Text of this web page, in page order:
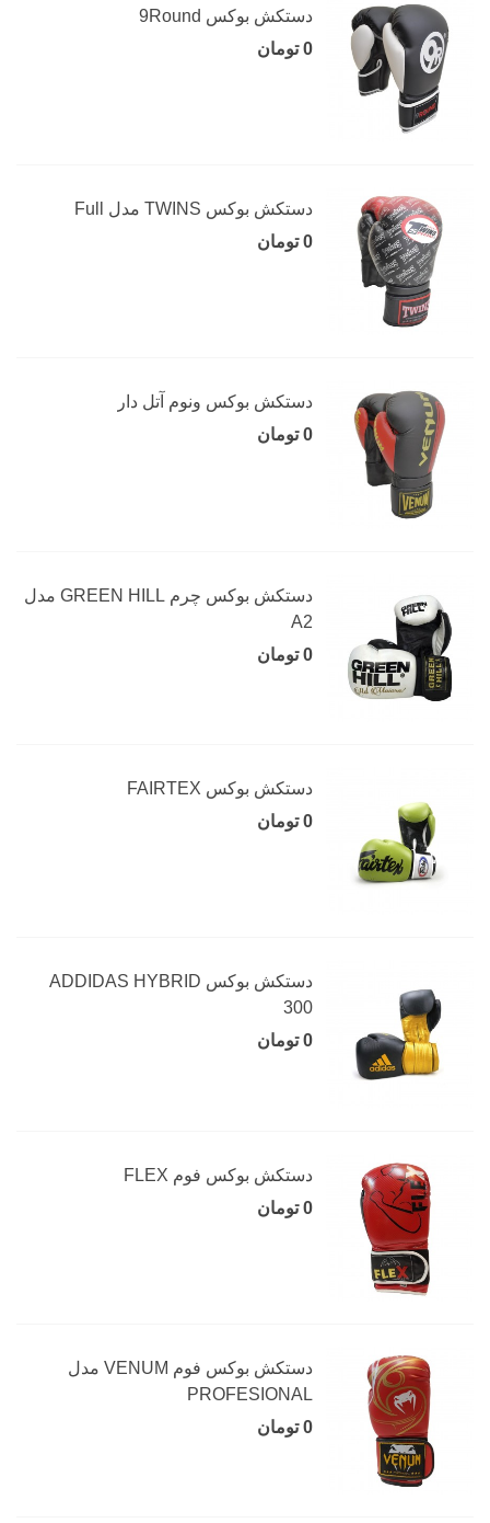
دستکش بوکس 9Round
0 تومان
دستکش بوکس TWINS مدل Full
0 تومان
دستکش بوکس ونوم آتل دار
0 تومان
دستکش بوکس چرم GREEN HILL مدل
A2
0 تومان
دستکش بوکس FAIRTEX
0 تومان
دستکش بوکس ADDIDAS HYBRID
300
0 تومان
دستکش بوکس فوم FLEX
0 تومان
دستکش بوکس فوم VENUM مدل
PROFESIONAL
0 تومان